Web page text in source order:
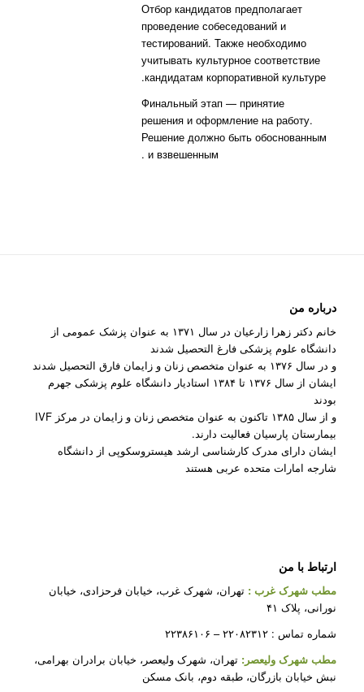
Отбор кандидатов предполагает
проведение собеседований и
тестирований. Также необходимо
учитывать культурное соответствие
кандидатам корпоративной культуре.
Финальный этап — принятие
решения и оформление на работу.
Решение должно быть обоснованным
и взвешенным .
درباره من
خانم دکتر زهرا زارعیان در سال ۱۳۷۱ به عنوان پزشک عمومی از
دانشگاه علوم پزشکی فارغ التحصیل شدند
و در سال ۱۳۷۶ به عنوان متخصص زنان و زایمان فارق التحصیل شدند
ایشان از سال ۱۳۷۶ تا ۱۳۸۴ استادیار دانشگاه علوم پزشکی جهرم
بودند
و از سال ۱۳۸۵ تاکنون به عنوان متخصص زنان و زایمان در مرکز IVF
بیمارستان پارسیان فعالیت دارند.
ایشان دارای مدرک کارشناسی ارشد هیستروسکوپی از دانشگاه
شارجه امارات متحده عربی هستند
ارتباط با من
مطب شهرک غرب : تهران، شهرک غرب، خیابان فرحزادی، خیابان
نورانی، پلاک ۴۱
شماره تماس : ۲۲۰۸۲۳۱۲ – ۲۲۳۸۶۱۰۶
مطب شهرک ولیعصر: تهران، شهرک ولیعصر، خیابان برادران بهرامی،
نبش خیابان بازرگان، طبقه دوم، بانک مسکن